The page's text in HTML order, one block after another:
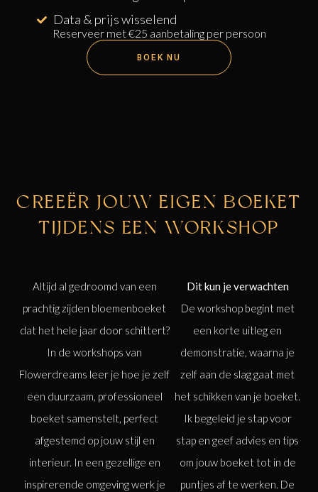
Data & prijs wisselend
Reserveer met €25 aanbetaling per persoon
BOEK NU
CREEËR JOUW EIGEN BOEKET
TIJDENS EEN WORKSHOP
Altijd al gedroomd van een
prachtig zijden bloemenboeket
dat het hele jaar door schittert?
In de workshops van
Flowerdreams leer je hoe je zelf
een duurzaam, professioneel
boeket samenstelt, perfect
afgestemd op jouw stijl en
interieur. In een gezellige en
inspirerende omgeving werk je
Dit kun je verwachten
De workshop begint met
een korte uitleg en
demonstratie, waarna je
zelf aan de slag gaat met
het schikken van je boeket.
Ik begeleid je stap voor
stap en geef advies en tips
om jouw boeket tot in de
puntjes af te werken. De